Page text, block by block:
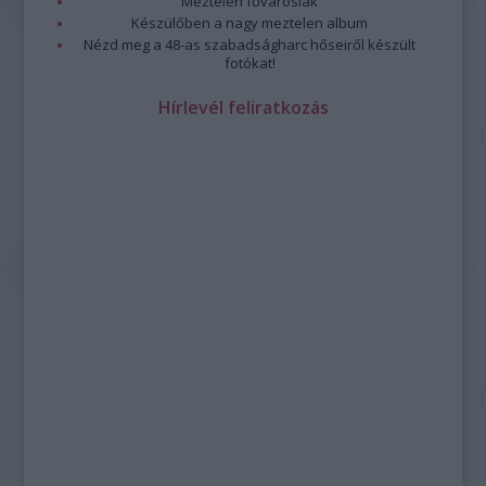
Készülőben a nagy meztelen album
Nézd meg a 48-as szabadságharc hőseiről készült
fotókat!
Hírlevél feliratkozás